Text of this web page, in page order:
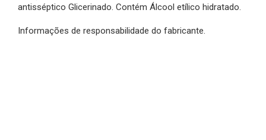
antisséptico Glicerinado. Contém Álcool etílico hidratado.
Informações de responsabilidade do fabricante.